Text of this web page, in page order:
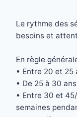
Le rythme des
besoins et
En règle
• Entre 20 et 25
• De 25 à 30
• Entre 30 et
semaines